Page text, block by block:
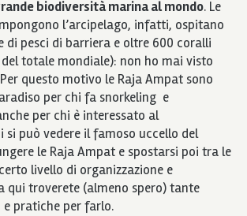
biodiversità marina al mondo. Le
l’arcipelago, infatti, ospitano
di pesci di barriera e oltre 600 coralli
totale mondiale): non ho mai visto
questo motivo le Raja Ampat sono
per chi fa snorkeling e
per chi è interessato al
si può vedere il famoso uccello del
le Raja Ampat e spostarsi poi tra le
livello di organizzazione e
qui troverete (almeno spero) tante
pratiche per farlo.